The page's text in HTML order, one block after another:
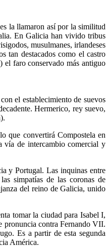
la llamaron así por la similitud
En Galicia han vivido tribus
musulmanes, irlandeses
tan destacados como el castro
faro conservado más antiguo
el establecimiento de suevos
Hermerico, rey suevo,
que convertirá Compostela en
vía de intercambio comercial y
y Portugal. Las inquinas entre
simpatías de las coronas de
del reino de Galicia, unido
tomar la ciudad para Isabel I,
pronuncia contra Fernando VII.
Es a partir de esta segunda
América.